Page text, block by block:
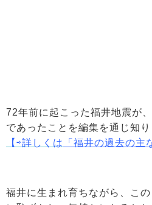
72年前に起こった福井地震が、
であったことを編集を通じ知り
【⇨詳しくは
「福井の過去の主
福井に生まれ育ちながら、こ